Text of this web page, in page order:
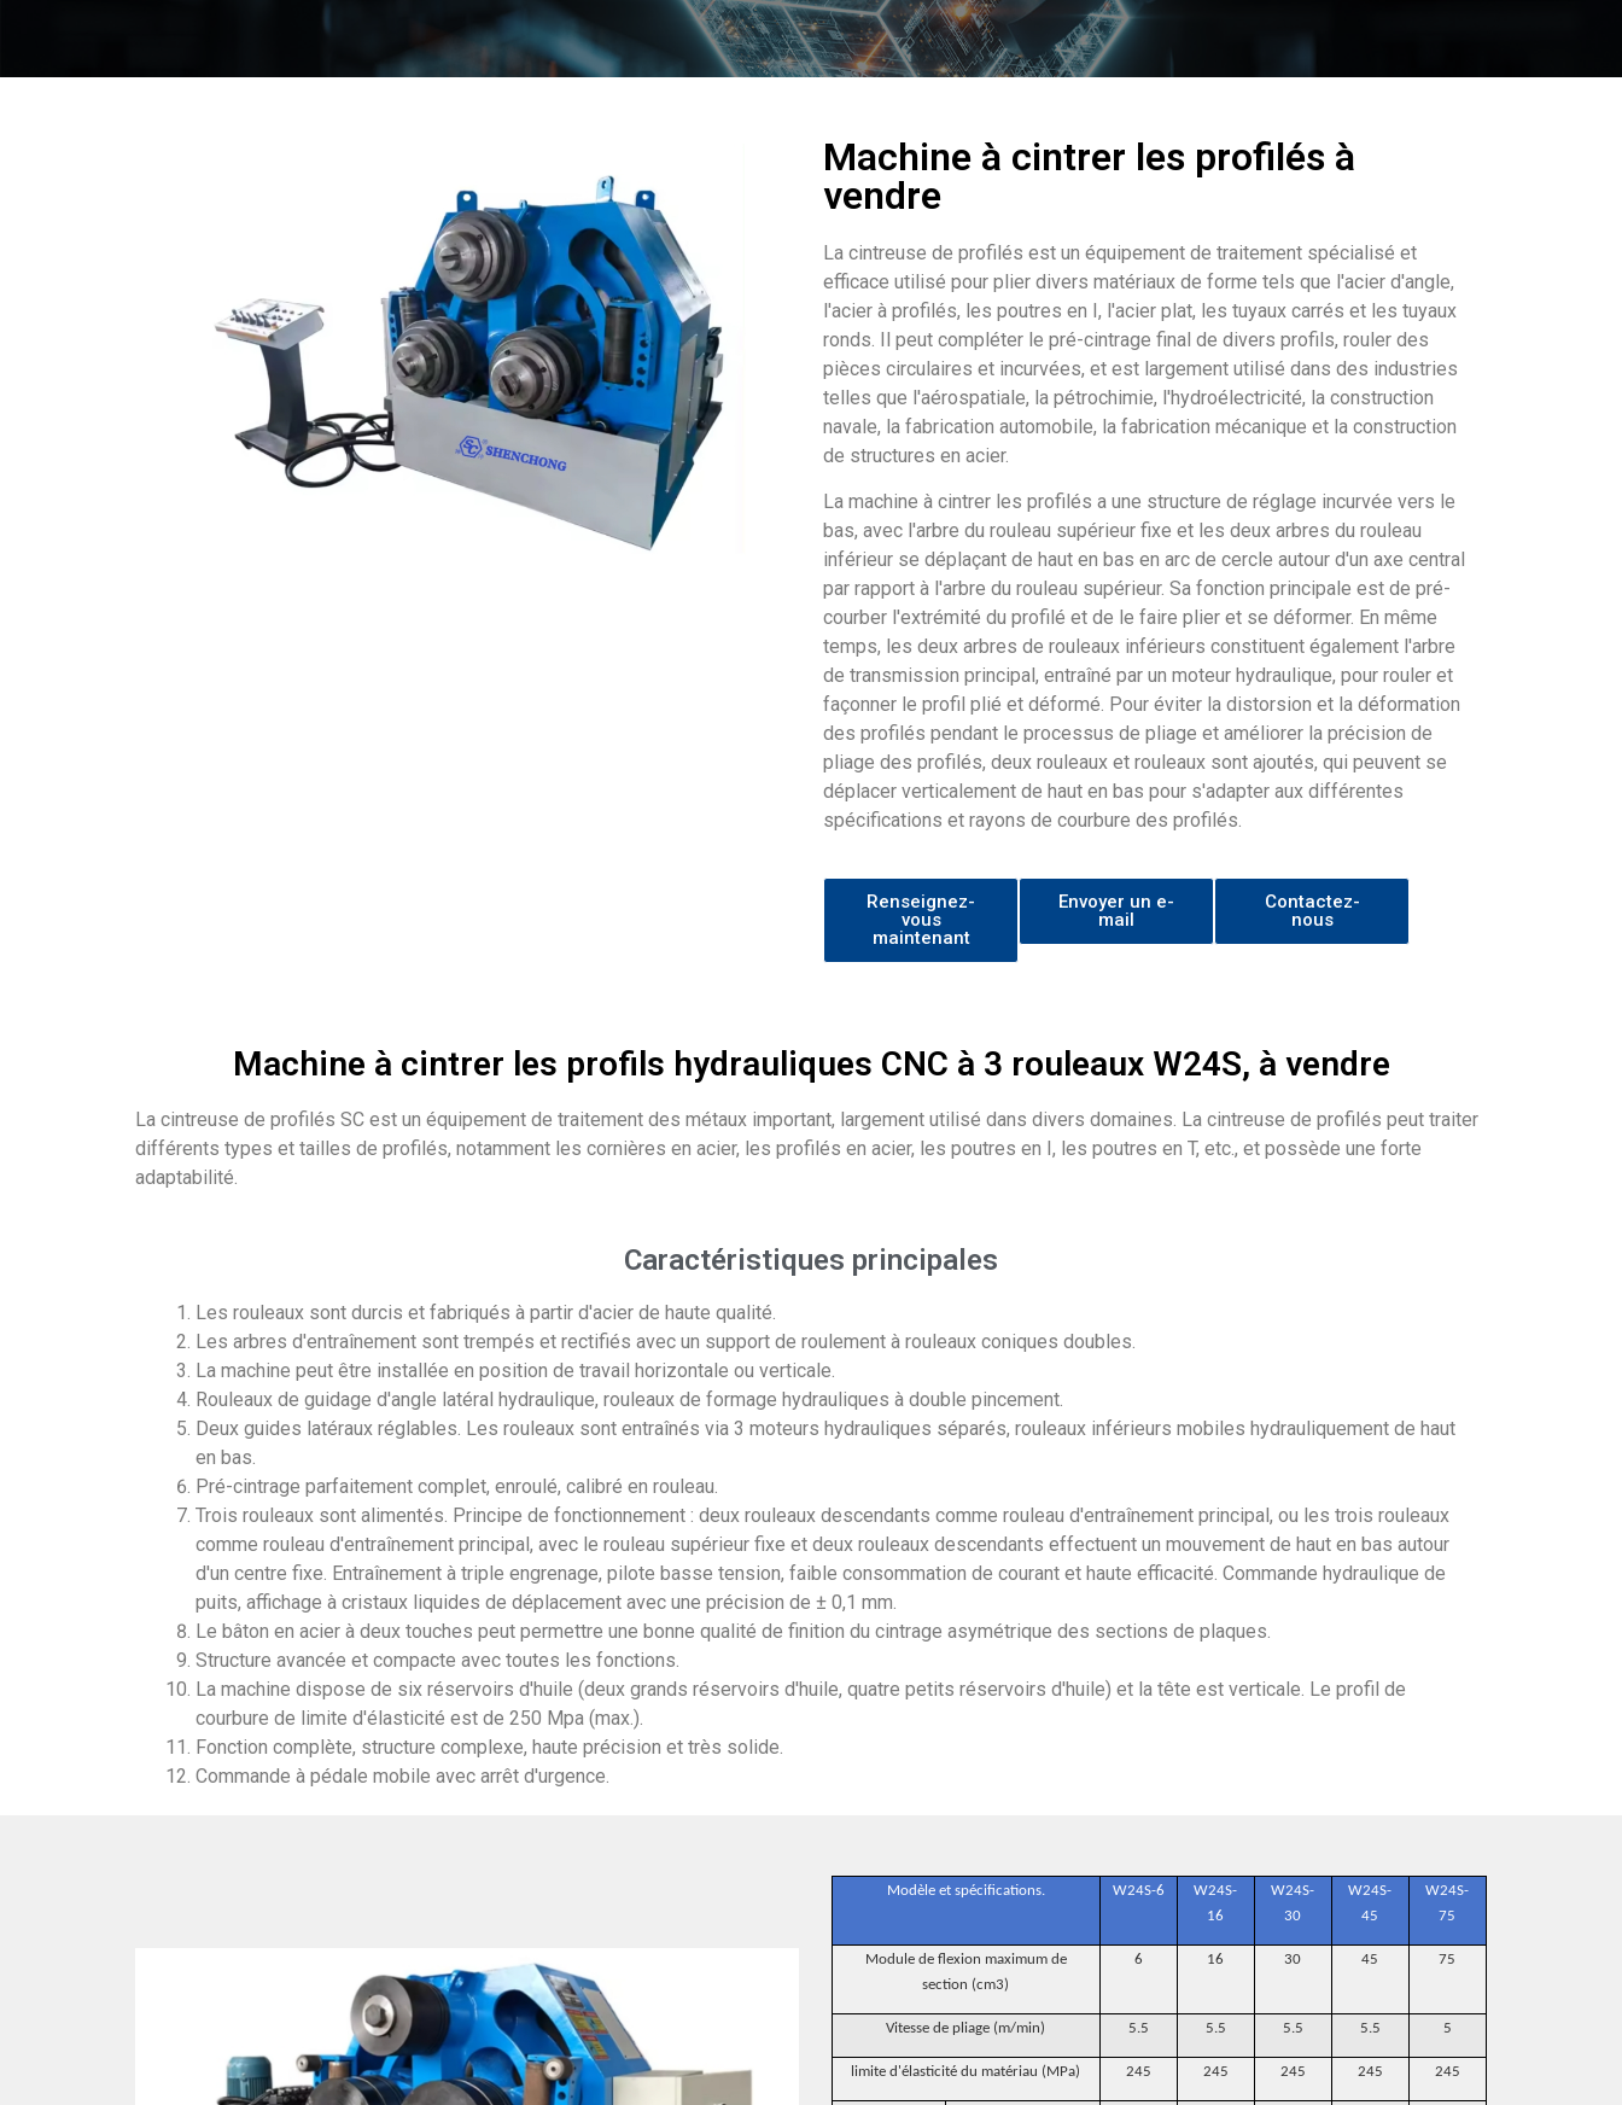
Machine à cintrer les profilés à
vendre
La cintreuse de profilés est un équipement de traitement spécialisé et
efficace utilisé pour plier divers matériaux de forme tels que l'acier d'angle,
l'acier à profilés, les poutres en I, l'acier plat, les tuyaux carrés et les tuyaux
ronds. Il peut compléter le pré-cintrage final de divers profils, rouler des
pièces circulaires et incurvées, et est largement utilisé dans des industries
telles que l'aérospatiale, la pétrochimie, l'hydroélectricité, la construction
navale, la fabrication automobile, la fabrication mécanique et la construction
de structures en acier.
La machine à cintrer les profilés a une structure de réglage incurvée vers le
bas, avec l'arbre du rouleau supérieur fixe et les deux arbres du rouleau
inférieur se déplaçant de haut en bas en arc de cercle autour d'un axe central
par rapport à l'arbre du rouleau supérieur. Sa fonction principale est de pré-
courber l'extrémité du profilé et de le faire plier et se déformer. En même
temps, les deux arbres de rouleaux inférieurs constituent également l'arbre
de transmission principal, entraîné par un moteur hydraulique, pour rouler et
façonner le profil plié et déformé. Pour éviter la distorsion et la déformation
des profilés pendant le processus de pliage et améliorer la précision de
pliage des profilés, deux rouleaux et rouleaux sont ajoutés, qui peuvent se
déplacer verticalement de haut en bas pour s'adapter aux différentes
spécifications et rayons de courbure des profilés.
Renseignez-
vous
maintenant
Envoyer un e-
mail
Contactez-
nous
Machine à cintrer les profils hydrauliques CNC à 3 rouleaux W24S, à vendre
La cintreuse de profilés SC est un équipement de traitement des métaux important, largement utilisé dans divers domaines. La cintreuse de profilés peut traiter
différents types et tailles de profilés, notamment les cornières en acier, les profilés en acier, les poutres en I, les poutres en T, etc., et possède une forte
adaptabilité.
Caractéristiques principales
Les rouleaux sont durcis et fabriqués à partir d'acier de haute qualité.
Les arbres d'entraînement sont trempés et rectifiés avec un support de roulement à rouleaux coniques doubles.
La machine peut être installée en position de travail horizontale ou verticale.
Rouleaux de guidage d'angle latéral hydraulique, rouleaux de formage hydrauliques à double pincement.
Deux guides latéraux réglables. Les rouleaux sont entraînés via 3 moteurs hydrauliques séparés, rouleaux inférieurs mobiles hydrauliquement de haut
en bas.
Pré-cintrage parfaitement complet, enroulé, calibré en rouleau.
Trois rouleaux sont alimentés. Principe de fonctionnement : deux rouleaux descendants comme rouleau d'entraînement principal, ou les trois rouleaux
comme rouleau d'entraînement principal, avec le rouleau supérieur fixe et deux rouleaux descendants effectuent un mouvement de haut en bas autour
d'un centre fixe. Entraînement à triple engrenage, pilote basse tension, faible consommation de courant et haute efficacité. Commande hydraulique de
puits, affichage à cristaux liquides de déplacement avec une précision de ± 0,1 mm.
Le bâton en acier à deux touches peut permettre une bonne qualité de finition du cintrage asymétrique des sections de plaques.
Structure avancée et compacte avec toutes les fonctions.
La machine dispose de six réservoirs d'huile (deux grands réservoirs d'huile, quatre petits réservoirs d'huile) et la tête est verticale. Le profil de
courbure de limite d'élasticité est de 250 Mpa (max.).
Fonction complète, structure complexe, haute précision et très solide.
Commande à pédale mobile avec arrêt d'urgence.
Modèle et spécifications. W24S-6
W24S-
16
W24S-
30
W24S-
45
W24S-
75
Module de flexion maximum de
section (cm3)
6 16 30 45 75
Vitesse de pliage (m/min) 5.5 5.5 5.5 5.5 5
limite d'élasticité du matériau (MPa) 245 245 245 245 245